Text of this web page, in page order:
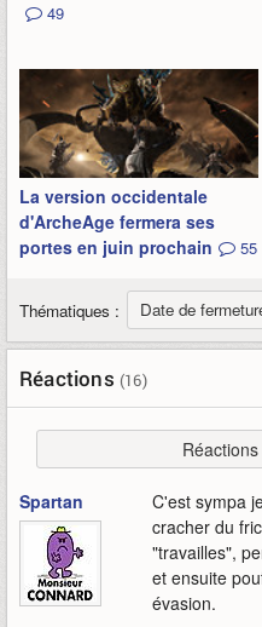
49
La version occidentale
d'ArcheAge fermera ses
portes en juin prochain
55
Thématiques : Date de
Réactions (16)
Spartan
C'est sympa
cracher du
"travailles",
et ensuite
évasion.